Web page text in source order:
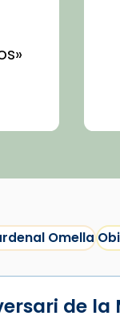
Omella
de la